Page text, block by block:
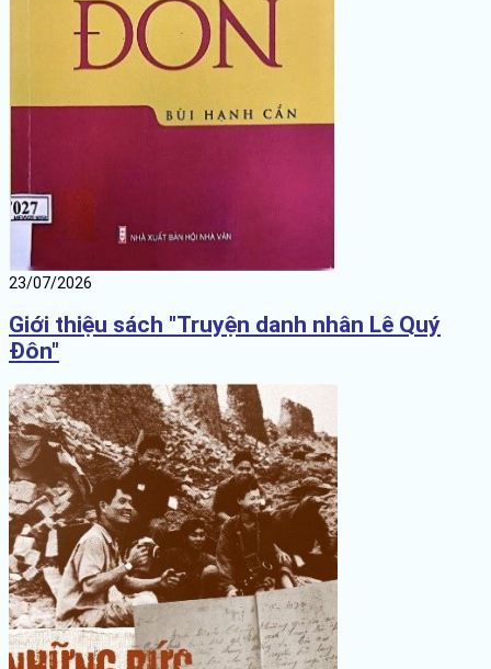
23/07/2026
Giới thiệu sách "Truyện danh nhân Lê Quý
Đôn"